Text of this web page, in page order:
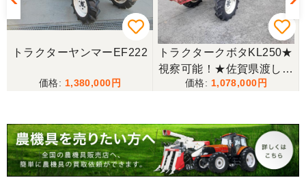
エンジンが一発でかかり嬉しかったです。
対応が良く、機械も良いようです。
東京都／購入者
トラクターヤンマーEF222
1,380,000
トラクタークボタKL250★
視察可能！★佐賀県渡し
クボタ トラクター KL250
ー RL5K ロータリー 現状
渡し【P11475389】
1,078,000